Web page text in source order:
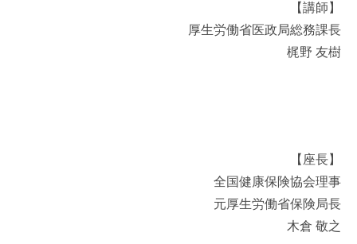
【講師】
厚生労働省医政局総務課長
梶野 友樹
【座長】
全国健康保険協会理事
元厚生労働省保険局長
木倉 敬之